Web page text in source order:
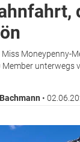
Miss Moneypenny-
unterwegs
•